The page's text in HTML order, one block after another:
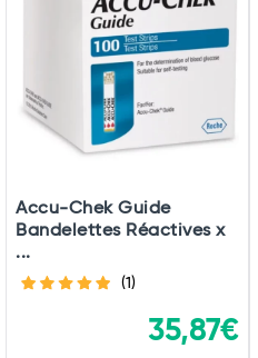
Accu-Chek Guide
Bandelettes Réactives x
...
(1)
35,87€